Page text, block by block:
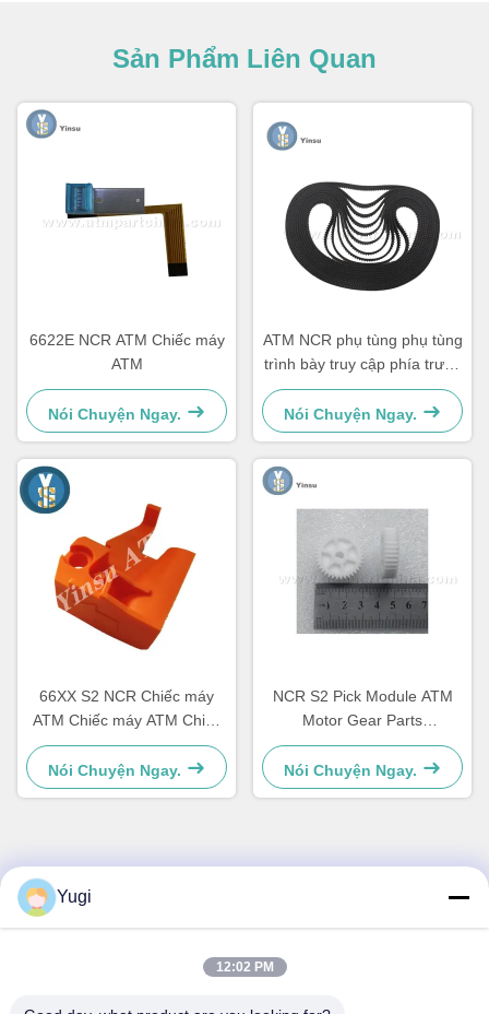
Sản Phẩm Liên Quan
6622E NCR ATM Chiếc máy
ATM
Nói Chuyện Ngay.
ATM NCR phụ tùng phụ tùng
trình bày truy cập phía trước
LVDT Belt 4450544331
Nói Chuyện Ngay.
66XX S2 NCR Chiếc máy
ATM Chiếc máy ATM Chiếc
máy ATM Chiếc máy ATM
Chiếc máy bán hàng
Nói Chuyện Ngay.
NCR S2 Pick Module ATM
Motor Gear Parts
4450756286 OEM
Nói Chuyện Ngay.
Liên hệ nhanh
Phòng 502, Tòa nhà 5, Công viên bất động sản Qide, số 2-
Yugi
12:02 PM